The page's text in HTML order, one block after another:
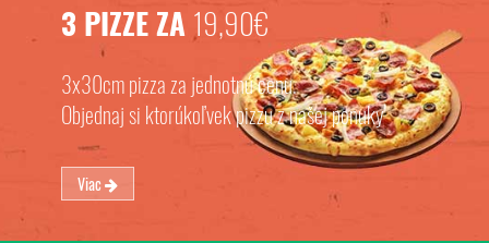
3 PIZZE ZA 19,90€
3x30cm pizza za jednotnú cenu.
Objednaj si ktorúkoľvek pizzu z našej ponuky
Viac